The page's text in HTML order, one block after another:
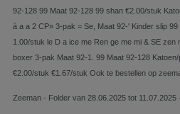
92-128 99 Maat 92-128 99 shan €2.00/stuk
à a a 2 CP» 3-pak = Se, Maat 92-' Kinder slip
1.00/stuk le D a ice me Ren ge me mi & SE
boxer 3-pak Maat 92-1. 99 Maat 92-128
€2.00/stuk €1.67/stuk Ook te bestellen op
Zeeman - Folder van 28.06.2025 tot 11.07.2025